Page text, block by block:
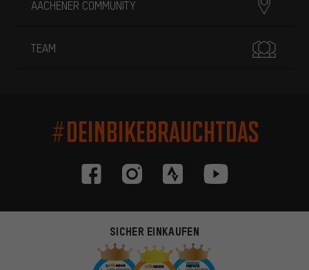
AACHENER COMMUNITY
TEAM
#DEINBIKEBRAUCHTDAS
SICHER EINKAUFEN